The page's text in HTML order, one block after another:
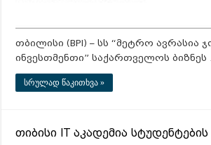
თბილისი (BPI) – სს “მეტრო ავრასია
ინვესთმენთი” საქართველოს ბიზნეს
სრულად წაკითხვა »
თიბისი IT აკადემია